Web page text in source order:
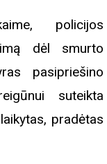
policijos
dėl smurto
pasipriešino
suteikta
pradėtas